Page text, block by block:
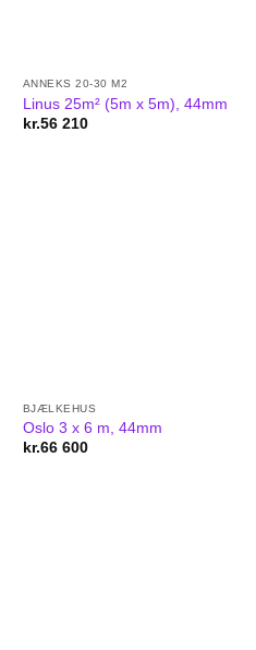
ANNEKS 20-30 M2
Linus 25m² (5m x 5m), 44mm
kr.56 210
BJÆLKEHUS
Oslo 3 x 6 m, 44mm
kr.66 600